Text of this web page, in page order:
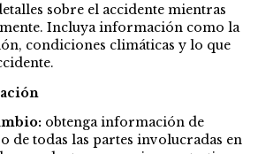
sobre el accidente mientras
mente. Incluya información como la
condiciones climáticas y lo que
obtenga información de
de todas las partes involucradas en